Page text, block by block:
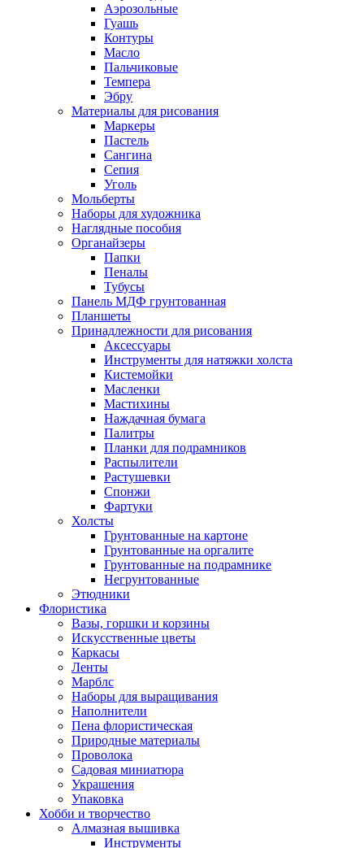
Аэрозольные
Гуашь
Контуры
Масло
Пальчиковые
Темпера
Эбру
Материалы для рисования
Маркеры
Пастель
Сангина
Сепия
Уголь
Мольберты
Наборы для художника
Наглядные пособия
Органайзеры
Папки
Пеналы
Тубусы
Панель МДФ грунтованная
Планшеты
Принадлежности для рисования
Аксессуары
Инструменты для натяжки холста
Кистемойки
Масленки
Мастихины
Наждачная бумага
Палитры
Планки для подрамников
Распылители
Растушевки
Спонжи
Фартуки
Холсты
Грунтованные на картоне
Грунтованные на оргалите
Грунтованные на подрамнике
Негрунтованные
Этюдники
Флористика
Вазы, горшки и корзины
Искусственные цветы
Каркасы
Ленты
Марблс
Наборы для выращивания
Наполнители
Пена флористическая
Природные материалы
Проволока
Садовая миниатюра
Украшения
Упаковка
Хобби и творчество
Алмазная вышивка
Инструменты